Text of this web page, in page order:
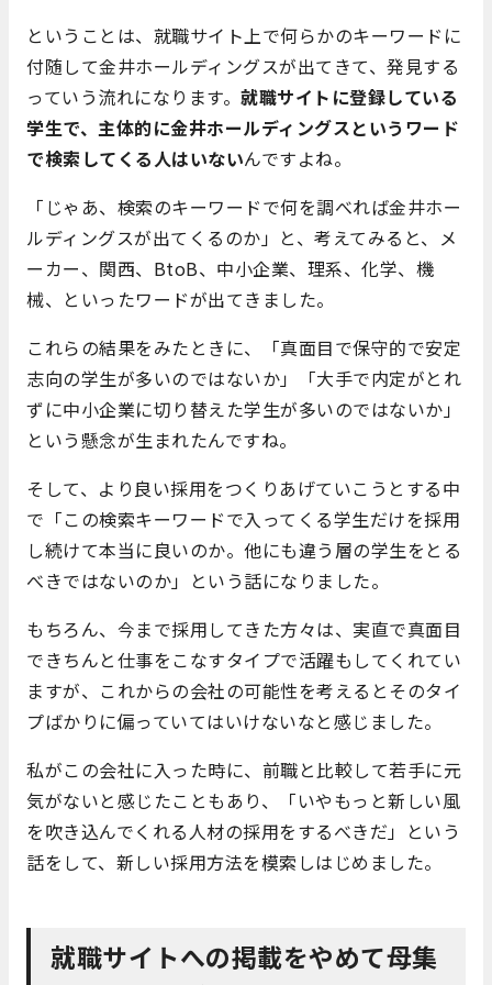
ということは、就職サイト上で何らかのキーワードに
付随して金井ホールディングスが出てきて、発見する
っていう流れになります。 就職サイトに登録している
学生で、主体的に金井ホールディングスというワード
で検索してくる人はいないんですよね。
「じゃあ、検索のキーワードで何を調べれば金井ホー
ルディングスが出てくるのか」と、考えてみると、メ
ーカー、関西、BtoB、中小企業、理系、化学、機
械、といったワードが出てきました。
これらの結果をみたときに、「真面目で保守的で安定
志向の学生が多いのではないか」「大手で内定がとれ
ずに中小企業に切り替えた学生が多いのではないか」
という懸念が生まれたんですね。
そして、より良い採用をつくりあげていこうとする中
で「この検索キーワードで入ってくる学生だけを採用
し続けて本当に良いのか。他にも違う層の学生をとる
べきではないのか」という話になりました。
もちろん、今まで採用してきた方々は、実直で真面目
できちんと仕事をこなすタイプで活躍もしてくれてい
ますが、これからの会社の可能性を考えるとそのタイ
プばかりに偏っていてはいけないなと感じました。
私がこの会社に入った時に、前職と比較して若手に元
気がないと感じたこともあり、「いやもっと新しい風
を吹き込んでくれる人材の採用をするべきだ」という
話をして、新しい採用方法を模索しはじめました。
就職サイトへの掲載をやめて母集